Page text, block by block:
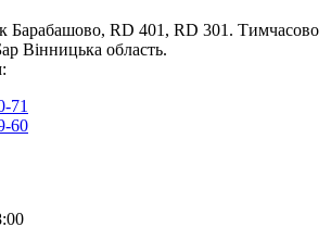
Барабашово, RD 401, RD 301. Тимчасово
Вінницька область.
71
60